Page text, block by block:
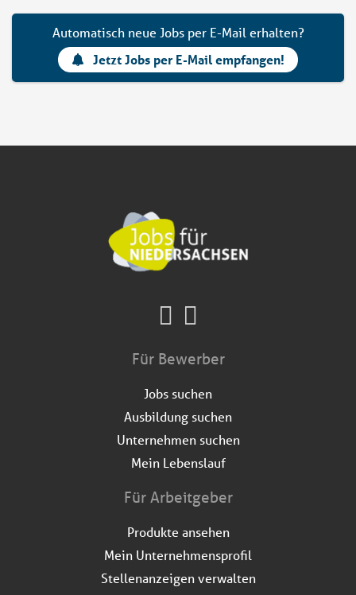
Automatisch neue Jobs per E-Mail erhalten?
Jetzt Jobs per E-Mail empfangen!
Für Bewerber
Jobs suchen
Ausbildung suchen
Unternehmen suchen
Mein Lebenslauf
Für Arbeitgeber
Produkte ansehen
Mein Unternehmensprofil
Stellenanzeigen verwalten